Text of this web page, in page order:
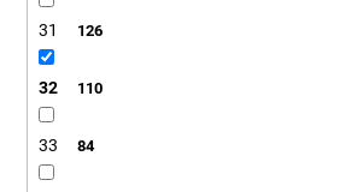
31 126
32 110
33 84